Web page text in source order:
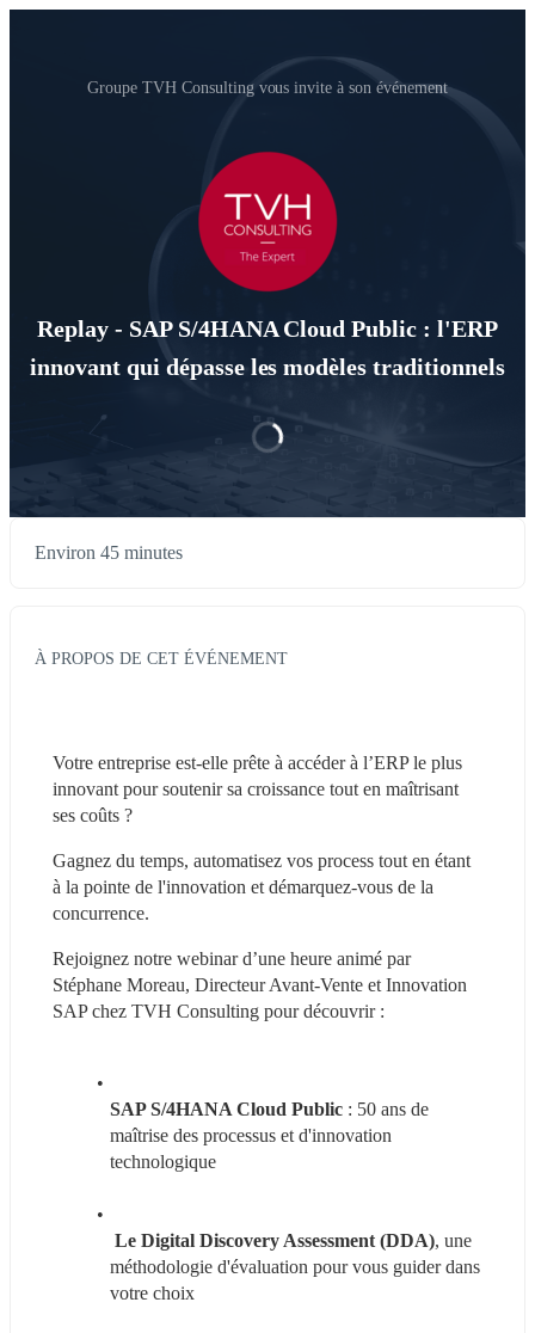
Groupe TVH Consulting vous invite à son événement
Replay - SAP S/4HANA Cloud Public : l'ERP
innovant qui dépasse les modèles traditionnels
Environ 45 minutes
À PROPOS DE CET ÉVÉNEMENT
Votre entreprise est-elle prête à accéder à l’ERP le plus
innovant pour soutenir sa croissance tout en maîtrisant
ses coûts ?
Gagnez du temps, automatisez vos process tout en étant
à la pointe de l'innovation et démarquez-vous de la
concurrence.
Rejoignez notre webinar d’une heure animé par
Stéphane Moreau, Directeur Avant-Vente et Innovation
SAP chez TVH Consulting pour découvrir :
SAP S/4HANA Cloud Public : 50 ans de
maîtrise des processus et d'innovation
technologique
Le Digital Discovery Assessment (DDA), une
méthodologie d'évaluation pour vous guider dans
votre choix